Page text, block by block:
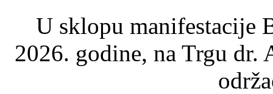
U sklopu manifestacije
2026. godine, na Trgu dr.